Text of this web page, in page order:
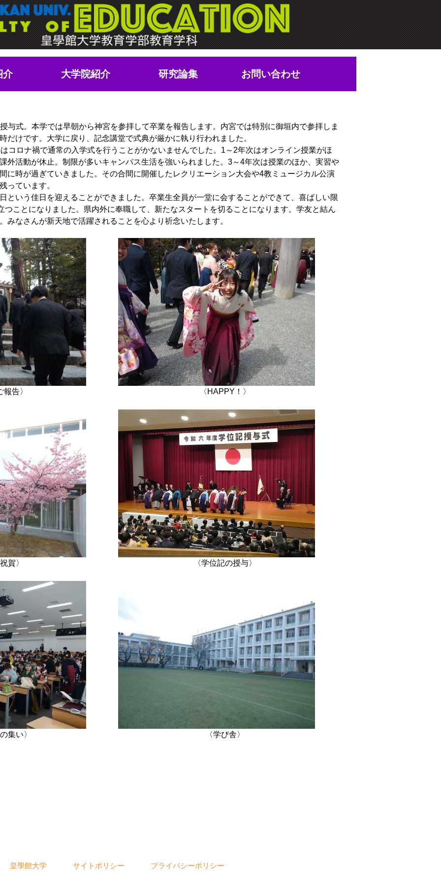
介 大学院紹介 研究論集 お問い合わせ
与式。本学では早朝から神宮を参拝して卒業を報告します。内宮では特別に御垣内で参拝しま
だけです。大学に戻り、記念講堂で式典が厳かに執り行われました。
ロナ禍で通常の入学式を行うことがかないませんでした。1～2年次はオンライン授業がほ
外活動が休止。制限が多いキャンパス生活を強いられました。3～4年次は授業のほか、実習や
に時が過ぎていきました。その合間に開催したレクリエーション大会や4教ミュージカル公演
っています。
いう佳日を迎えることができました。卒業生全員が一堂に会することができて、喜ばしい限
つことになりました。県内外に奉職して、新たなスタートを切ることになります。学友と結ん
みなさんが新天地で活躍されることを心より祈念いたします。
告〉 〈HAPPY！〉
賀〉 〈学位記の授与〉
集い〉 〈学び舎〉
皇學館大学 サイトポリシー プライバシーポリシー